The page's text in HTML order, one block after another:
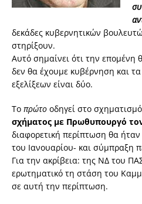
δεκάδες κυβερνητικών
στηρίξουν.
Αυτό σημαίνει ότι την
δεν θα έχουμε κυβέρνηση και
εξελίξεων είναι δύο.
Το πρώτο οδηγεί στο
σχήματος με Πρωθυπουργό
διαφορετική περίπτωση θα
του Ιανουαρίου- και σύμπραξη
Για την ακρίβεια: της ΝΔ του
ερωτηματικό τη στάση του
σε αυτή την περίπτωση.